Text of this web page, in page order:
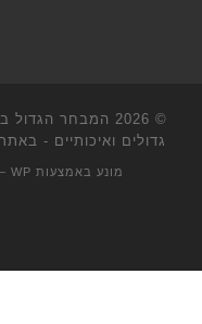
© 2026
המבחר הגדול
גדולים ואיכותיים -
מונע באמצעות WP